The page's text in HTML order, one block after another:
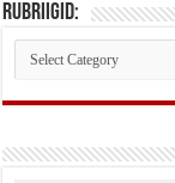
Rubriigid:
Rubriigid: